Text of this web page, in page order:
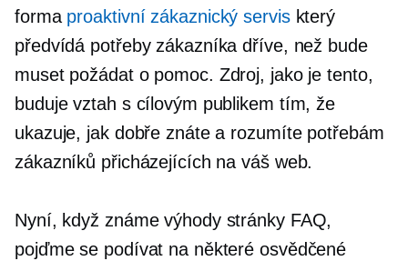
forma proaktivní zákaznický serviskterý
předvídá potřeby zákazníka dříve, než bude
muset požádat o pomoc. Zdroj, jako je tento,
buduje vztah s cílovým publikem tím, že
ukazuje, jak dobře znáte a rozumíte potřebám
zákazníků přicházejících na váš web.
Nyní, když známe výhody stránky FAQ,
pojďme se podívat na některé osvědčené